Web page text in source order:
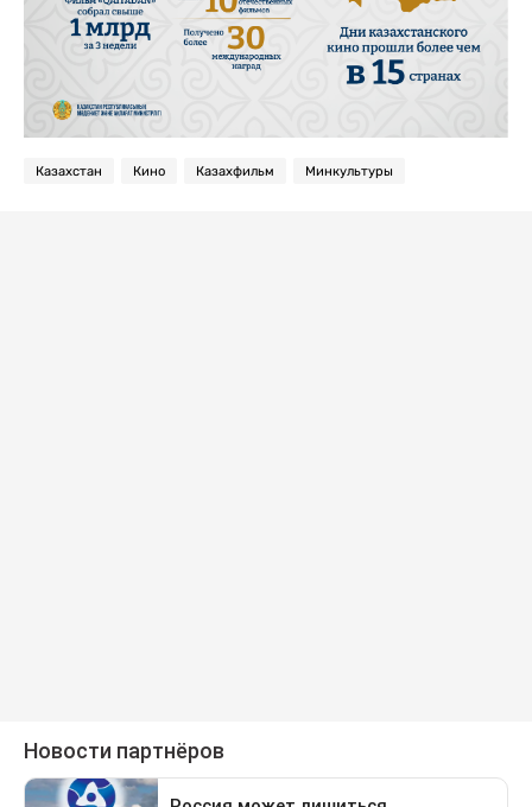
Казахстан Кино Казахфильм Минкультуры